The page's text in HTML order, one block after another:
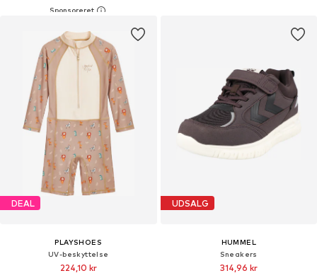
DEAL
PLAYSHOES
UV-beskyttelse
224,10 kr
UDSALG
HUMMEL
Sneakers
314,96 kr